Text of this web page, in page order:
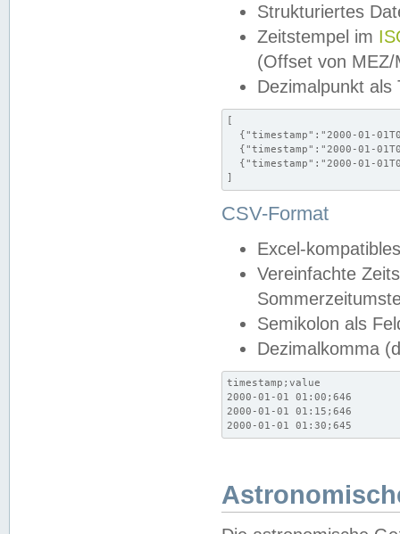
Strukturiertes
Zeitstempel im
(Offset von MEZ/
Dezimalpunkt als
[
{"timestamp":"2000-01-
{"timestamp":"2000-01-
{"timestamp":"2000-01-
]
CSV-Format
Excel-
Vereinfachte
Semikolon als
Dezimalkomma
timestamp;value
2000-01-01 01:00;646
2000-01-01 01:15;646
2000-01-01 01:30;645